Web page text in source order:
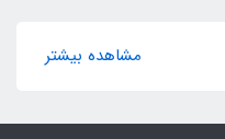
مشاهده بیشتر